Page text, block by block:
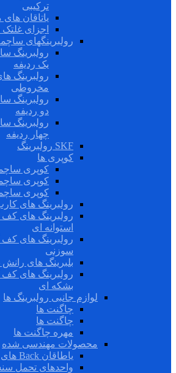
ترکیبی
یاتاقان
اجزای
رولبرینگهای
رولبرینگ
یک ردیفه
رولبرینگ
مخروطی
رولبرینگ
دو ردیفه
رولبرینگ
چهار ردیفه
SKF رولبرینگ
کوپری ها
کوپری
کوپری
کوپری
رولبرینگ های
رولبرینگ های
استوانه ای
رولبرینگ های
سوزنی
بلبرینگ های
رولبرینگ های
بشکه ای
لوازم جانبی رولبرینگ ها
چاگنت ها
چاگنت ها
مهره چاگنت ها
محصولات مهندسی شده
یاطاقان Back های پشتی
واحدهای تحمل